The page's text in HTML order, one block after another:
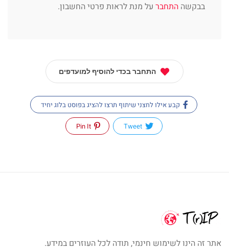
בבקשה התחבר על מנת לראות פרטי החשבון.
התחבר בכדי להוסיף למועדפים
קבע אילו לחצני שיתוף תרצו להציג בפוסט בלוג יחיד
Tweet
Pin It
אתר זה הינו לשימוש חינמי, תודה לכל העוזרים במידע.